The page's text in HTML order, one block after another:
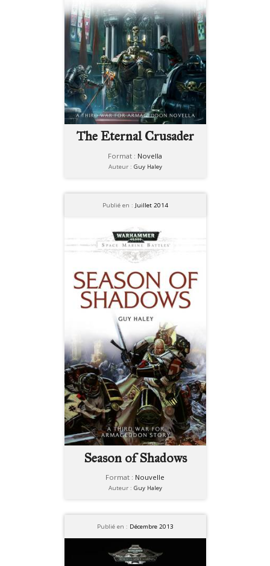
The Eternal Crusader
Format : Novella
Auteur : Guy Haley
Publié en : Juillet 2014
Season of Shadows
Format : Nouvelle
Auteur : Guy Haley
Publié en : Décembre 2013